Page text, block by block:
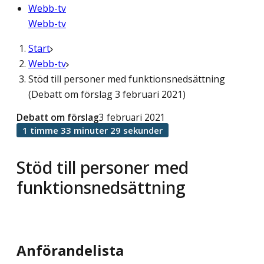
Webb-tv
Webb-tv
Start
Webb-tv
Stöd till personer med funktionsnedsättning
(Debatt om förslag 3 februari 2021)
Stöd till personer med
funktionsnedsättning
Debatt om förslag3 februari 2021
1 timme 33 minuter 29 sekunder
Anförandelista